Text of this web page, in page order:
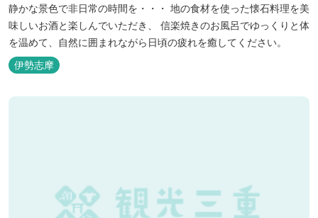
静かな景色で非日常の時間を・・・ 地の食材を使った懐石料理を美
味しいお酒と楽しんでいただき、 信楽焼きのお風呂でゆっくりと体
を温めて、自然に囲まれながら日頃の疲れを癒してください。
伊勢志摩